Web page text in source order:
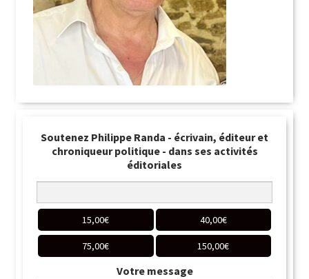
Soutenez Philippe Randa - écrivain, éditeur et
chroniqueur politique - dans ses activités
éditoriales
15,00€ 40,00€
75,00€ 150,00€
Votre message